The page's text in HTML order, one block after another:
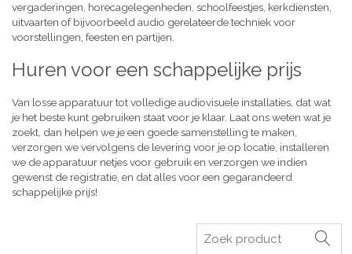
vergaderingen, horecagelegenheden, schoolfeestjes, kerkdiensten,
uitvaarten of bijvoorbeeld audio gerelateerde techniek voor
voorstellingen, feesten en partijen.
Huren voor een schappelijke prijs
Van losse apparatuur tot volledige audiovisuele installaties, dat wat
je het beste kunt gebruiken staat voor je klaar. Laat ons weten wat je
zoekt, dan helpen we je een goede samenstelling te maken,
verzorgen we vervolgens de levering voor je op locatie, installeren
we de apparatuur netjes voor gebruik en verzorgen we indien
gewenst de registratie, en dat alles voor een gegarandeerd
schappelijke prijs!
Zoeken